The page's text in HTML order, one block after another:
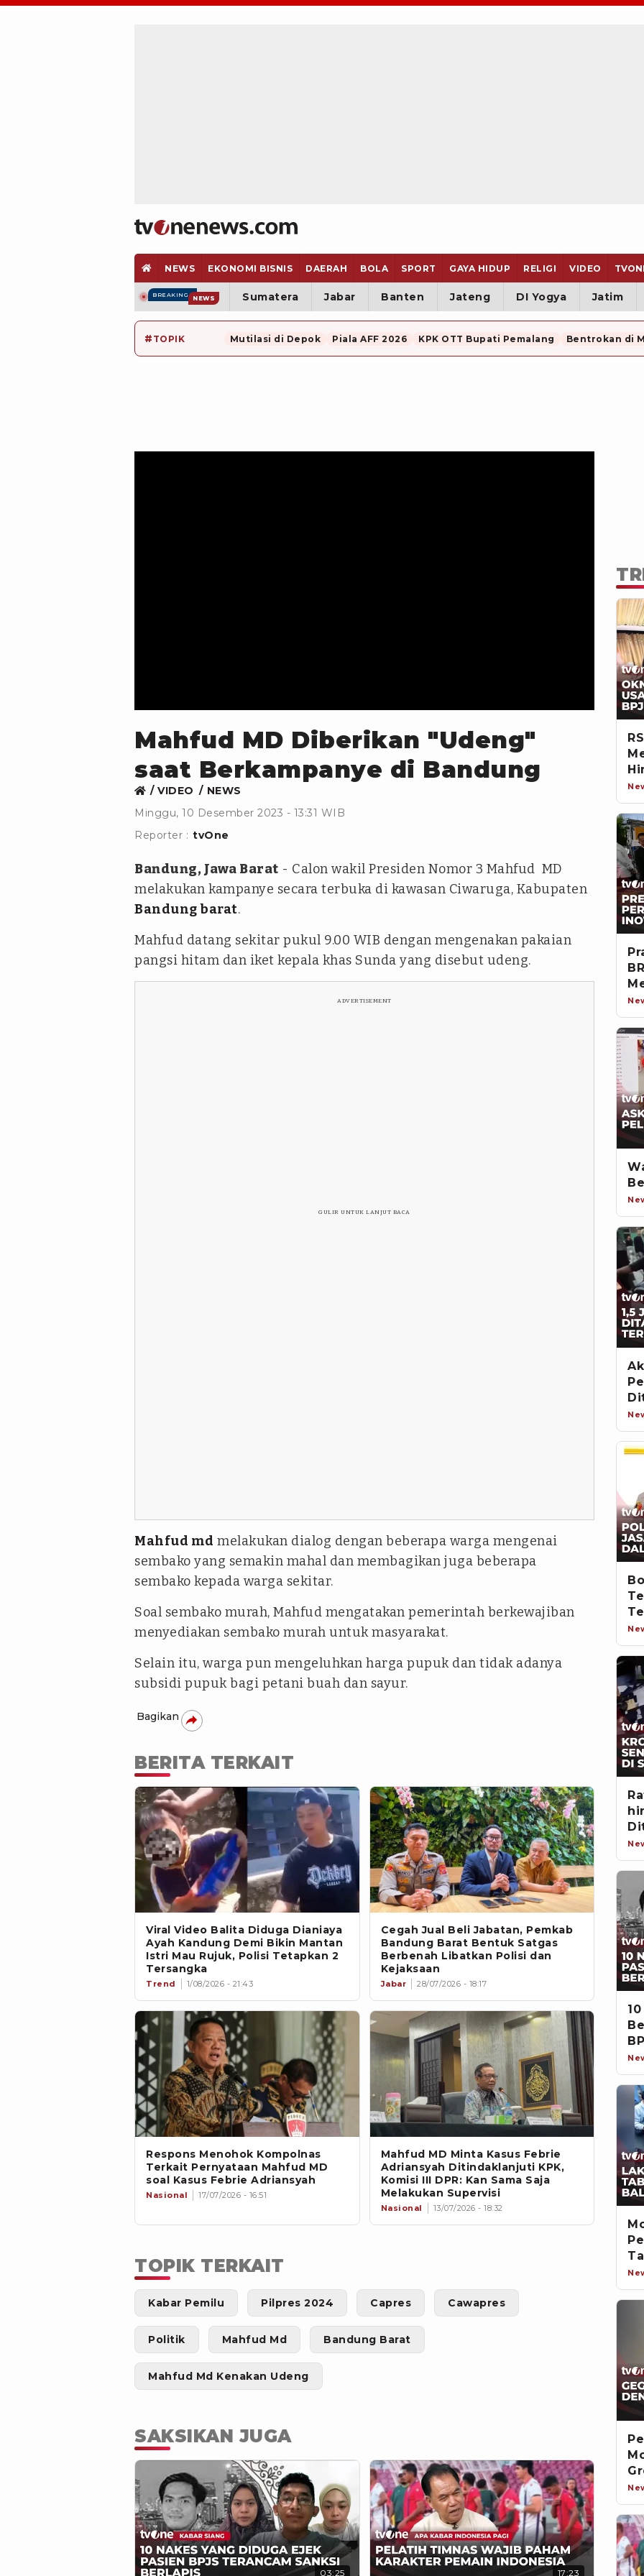
NEWS EKONOMI BISNIS DAERAH BOLA SPORT GAYA HIDUP RELIGI VIDEO
BREAKING NEWS Sumatera Jabar Banten Jateng DI Yogya Jatim
# TOPIK Mutilasi di Depok Piala AFF 2026 KPK OTT Bupati Pemalang Bentrokan di
Mahfud MD Diberikan "Udeng"
saat Berkampanye di Bandung
VIDEO
NEWS
Minggu, 10 Desember 2023 - 13:31 WIB
Reporter : tvOne
Bandung, Jawa Barat - Calon wakil Presiden Nomor 3 Mahfud MD
melakukan kampanye secara terbuka di kawasan Ciwaruga, Kabupaten
Bandung barat.
Mahfud datang sekitar pukul 9.00 WIB dengan mengenakan pakaian
pangsi hitam dan iket kepala khas Sunda yang disebut udeng.
ADVERTISEMENT
GULIR UNTUK LANJUT BACA
Mahfud md melakukan dialog dengan beberapa warga mengenai
sembako yang semakin mahal dan membagikan juga beberapa
sembako kepada warga sekitar.
Soal sembako murah, Mahfud mengatakan pemerintah berkewajiban
menyediakan sembako murah untuk masyarakat.
Selain itu, warga pun mengeluhkan harga pupuk dan tidak adanya
subsidi pupuk bagi petani buah dan sayur.
Bagikan
BERITA TERKAIT
Viral Video Balita Diduga Dianiaya
Ayah Kandung Demi Bikin Mantan
Istri Mau Rujuk, Polisi Tetapkan 2
Tersangka
Trend 1/08/2026 - 21:43
Cegah Jual Beli Jabatan, Pemkab
Bandung Barat Bentuk Satgas
Berbenah Libatkan Polisi dan
Kejaksaan
Jabar 28/07/2026 - 18:17
Respons Menohok Kompolnas
Terkait Pernyataan Mahfud MD
soal Kasus Febrie Adriansyah
Nasional 17/07/2026 - 16:51
Mahfud MD Minta Kasus Febrie
Adriansyah Ditindaklanjuti KPK,
Komisi III DPR: Kan Sama Saja
Melakukan Supervisi
Nasional 13/07/2026 - 18:32
TOPIK TERKAIT
Kabar Pemilu Pilpres 2024 Capres Cawapres
Politik Mahfud Md Bandung Barat
Mahfud Md Kenakan Udeng
SAKSIKAN JUGA
03:25 17:23